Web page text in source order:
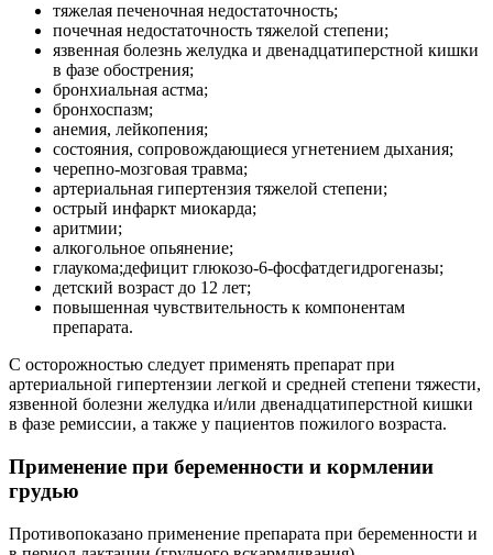
тяжелая печеночная недостаточность;
почечная недостаточность тяжелой степени;
язвенная болезнь желудка и двенадцатиперстной кишки
в фазе обострения;
бронхиальная астма;
бронхоспазм;
анемия, лейкопения;
состояния, сопровождающиеся угнетением дыхания;
черепно-мозговая травма;
артериальная гипертензия тяжелой степени;
острый инфаркт миокарда;
аритмии;
алкогольное опьянение;
глаукома;дефицит глюкозо-6-фосфатдегидрогеназы;
детский возраст до 12 лет;
повышенная чувствительность к компонентам
препарата.
С осторожностью следует применять препарат при
артериальной гипертензии легкой и средней степени тяжести,
язвенной болезни желудка и/или двенадцатиперстной кишки
в фазе ремиссии, а также у пациентов пожилого возраста.
Применение при беременности и кормлении
грудью
Противопоказано применение препарата при беременности и